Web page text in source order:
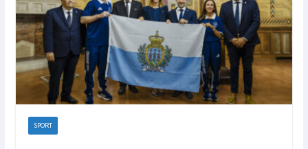
SPORT